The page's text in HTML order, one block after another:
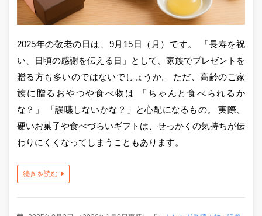
2025年の敬老の日は、9月15日（月）です。 「長寿を祝
い、日頃の感謝を伝える日」として、家族でプレゼントを
贈る方も多いのではないでしょうか。 ただ、高齢のご家
族に贈るおやつや食べ物は 「ちゃんと食べられるか
な？」 「誤嚥しないかな？」と心配になるもの。 実際、
硬いお菓子や食べづらいギフトは、せっかくの気持ちが伝
わりにくくなってしまうこともあります。
続きを読む